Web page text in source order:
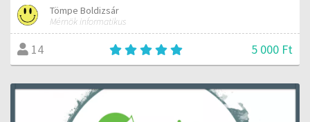
Tömpe Boldizsár
Mérnök informatikus
14 5 000 Ft